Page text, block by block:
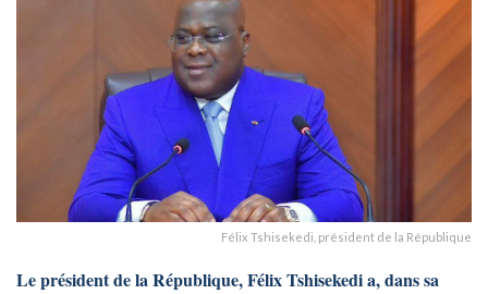
Félix Tshisekedi, président de la République
Le président de la République, Félix Tshisekedi a, dans sa